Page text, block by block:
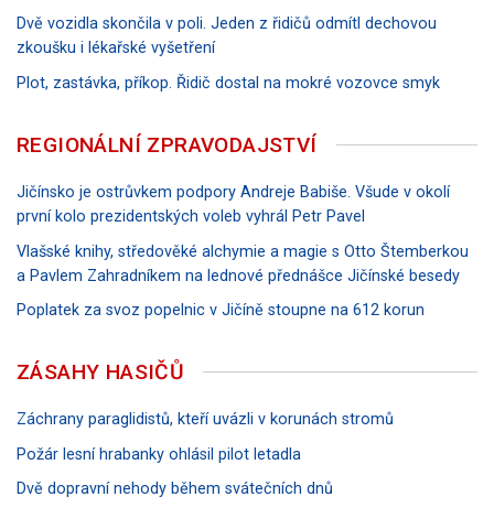
Dvě vozidla skončila v poli. Jeden z řidičů odmítl dechovou
zkoušku i lékařské vyšetření
Plot, zastávka, příkop. Řidič dostal na mokré vozovce smyk
REGIONÁLNÍ ZPRAVODAJSTVÍ
Jičínsko je ostrůvkem podpory Andreje Babiše. Všude v okolí
první kolo prezidentských voleb vyhrál Petr Pavel
Vlašské knihy, středověké alchymie a magie s Otto Štemberkou
a Pavlem Zahradníkem na lednové přednášce Jičínské besedy
Poplatek za svoz popelnic v Jičíně stoupne na 612 korun
ZÁSAHY HASIČŮ
Záchrany paraglidistů, kteří uvázli v korunách stromů
Požár lesní hrabanky ohlásil pilot letadla
Dvě dopravní nehody během svátečních dnů